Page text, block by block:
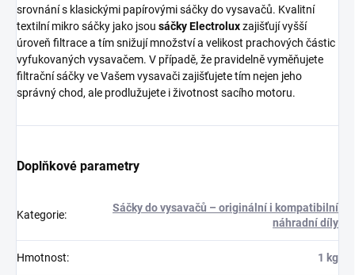
srovnání s klasickými papírovými sáčky do vysavačů. Kvalitní
textilní mikro sáčky jako jsou sáčky Electroluxzajišťují vyšší
úroveň filtrace a tím snižují množství a velikost prachových částic
vyfukovaných vysavačem. V případě, že pravidelně vyměňujete
filtrační sáčky ve Vašem vysavači zajišťujete tím nejen jeho
správný chod, ale prodlužujete i životnost sacího motoru.
Doplňkové parametry
Kategorie:
Sáčky do vysavačů – originální i kompatibilní
náhradní díly
Hmotnost: 1 kg